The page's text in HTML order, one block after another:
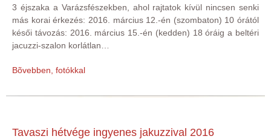
3 éjszaka a Varázsfészekben, ahol rajtatok kívül nincsen senki
más korai érkezés: 2016. március 12.-én (szombaton) 10 órától
késői távozás: 2016. március 15.-én (kedden) 18 óráig a beltéri
jacuzzi-szalon korlátlan…
Bõvebben, fotókkal
Tavaszi hétvége ingyenes jakuzzival 2016